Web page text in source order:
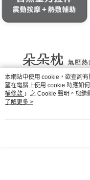
本網站中使用 cookie，欲查詢
望在電腦上使用 cookie 時應如
權條款 」之 Cookie 聲明。您繼
用條款之 Cookie 聲明使用
了解更多 >